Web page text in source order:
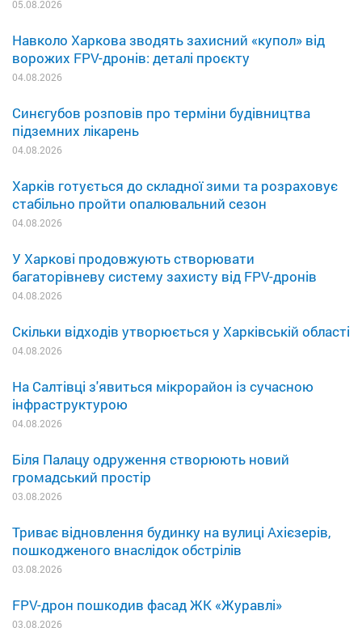
05.08.2026
Навколо Харкова зводять захисний «купол» від
ворожих FPV-дронів: деталі проєкту
04.08.2026
Синєгубов розповів про терміни будівництва
підземних лікарень
04.08.2026
Харків готується до складної зими та розраховує
стабільно пройти опалювальний сезон
04.08.2026
У Харкові продовжують створювати
багаторівневу систему захисту від FPV-дронів
04.08.2026
Скільки відходів утворюється у Харківській області
04.08.2026
На Салтівці з'явиться мікрорайон із сучасною
інфраструктурою
04.08.2026
Біля Палацу одруження створюють новий
громадський простір
03.08.2026
Триває відновлення будинку на вулиці Ахієзерів,
пошкодженого внаслідок обстрілів
03.08.2026
FPV-дрон пошкодив фасад ЖК «Журавлі»
03.08.2026